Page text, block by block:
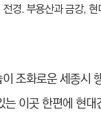
경. 부용산과 금강,
조화로운 세종시
이곳 한편에 현